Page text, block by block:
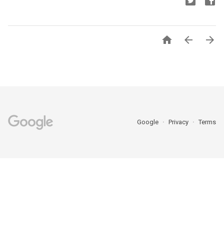
  
Google Privacy Terms